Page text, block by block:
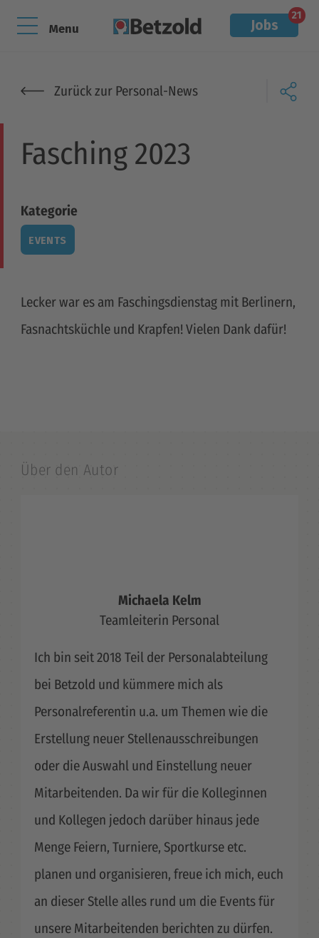
Menu
Zurück zur Personal-News
Jobs
21
Fasching 2023
Kategorie
EVENTS
Lecker war es am Faschingsdienstag mit Berlinern,
Fasnachtsküchle und Krapfen! Vielen Dank dafür!
Über den Autor
Michaela Kelm
Teamleiterin Personal
Ich bin seit 2018 Teil der Personalabteilung
bei Betzold und kümmere mich als
Personalreferentin u.a. um Themen wie die
Erstellung neuer Stellenausschreibungen
oder die Auswahl und Einstellung neuer
Mitarbeitenden. Da wir für die Kolleginnen
und Kollegen jedoch darüber hinaus jede
Menge Feiern, Turniere, Sportkurse etc.
planen und organisieren, freue ich mich, euch
an dieser Stelle alles rund um die Events für
unsere Mitarbeitenden berichten zu dürfen.